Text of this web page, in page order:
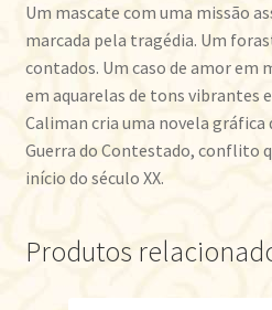
Um mascate com uma missão
marcada pela tragédia. Um
contados. Um caso de amor em
em aquarelas de tons vibrantes
Caliman cria uma novela gráfica
Guerra do Contestado, conflito
início do século XX.
Produtos